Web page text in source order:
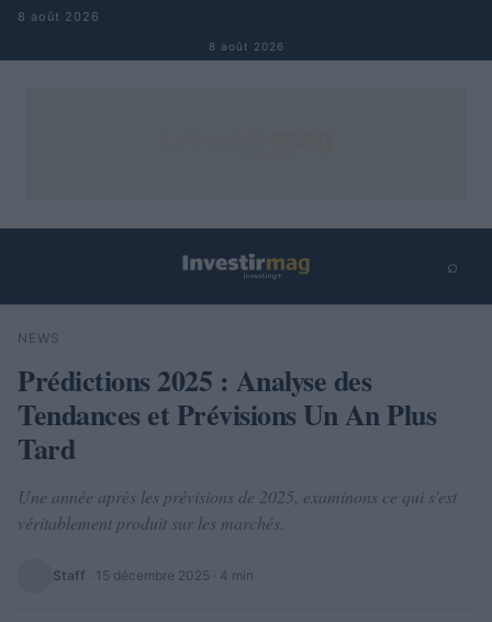
Aller au contenu
8 août 2026
8 août 2026
⌕
Rechercher
NEWS
Prédictions 2025 : Analyse des
Tendances et Prévisions Un An Plus
Tard
Une année après les prévisions de 2025, examinons ce qui s'est
véritablement produit sur les marchés.
Staff · 15 décembre 2025 · 4 min